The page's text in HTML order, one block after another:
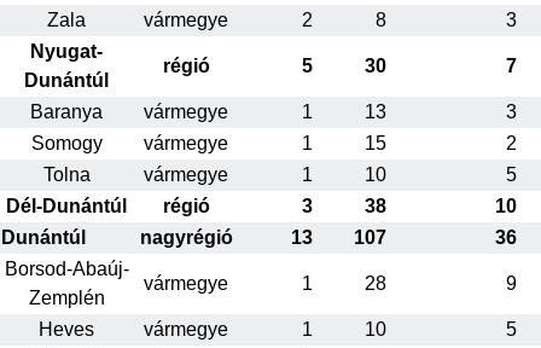
Zala
vármegye 2 8
3
Nyugat-
Dunántúl
régió 5 30 7
Baranya vármegye 1 13
3
Somogy
vármegye 1 15
2
Tolna
vármegye 1 10
5
Dél-Dunántúl
régió 3 38
10
Dunántúl
nagyrégió 13 107
36
Borsod-Abaúj-
Zemplén
vármegye 1 28 9
Heves vármegye 1 10
5